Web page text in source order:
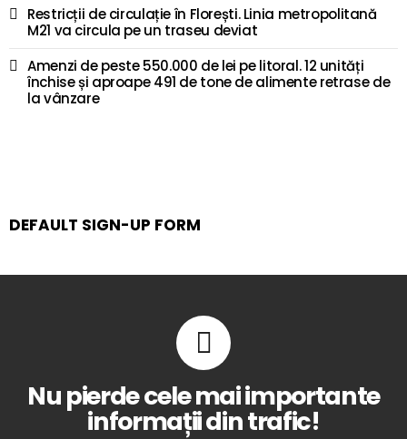
Restricții de circulație în Florești. Linia metropolitană
M21 va circula pe un traseu deviat
Amenzi de peste 550.000 de lei pe litoral. 12 unități
închise și aproape 491 de tone de alimente retrase de
la vânzare
DEFAULT SIGN-UP FORM
Nu pierde cele mai importante
informații din trafic!